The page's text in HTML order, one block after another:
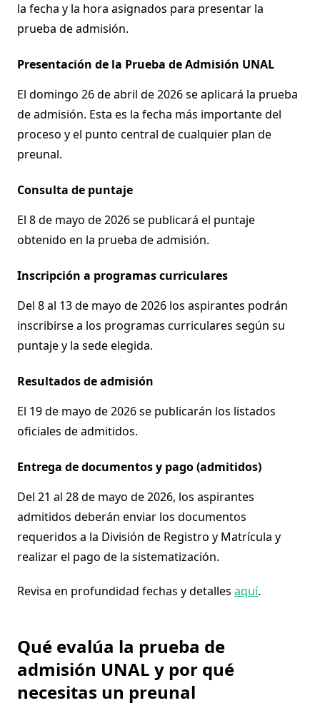
la fecha y la hora asignados para presentar la
prueba de admisión.
Presentación de la Prueba de Admisión UNAL
El domingo 26 de abril de 2026 se aplicará la prueba
de admisión. Esta es la fecha más importante del
proceso y el punto central de cualquier plan de
preunal.
Consulta de puntaje
El 8 de mayo de 2026 se publicará el puntaje
obtenido en la prueba de admisión.
Inscripción a programas curriculares
Del 8 al 13 de mayo de 2026 los aspirantes podrán
inscribirse a los programas curriculares según su
puntaje y la sede elegida.
Resultados de admisión
El 19 de mayo de 2026 se publicarán los listados
oficiales de admitidos.
Entrega de documentos y pago (admitidos)
Del 21 al 28 de mayo de 2026, los aspirantes
admitidos deberán enviar los documentos
requeridos a la División de Registro y Matrícula y
realizar el pago de la sistematización.
Revisa en profundidad fechas y detalles aquí.
Qué evalúa la prueba de
admisión UNAL y por qué
necesitas un preunal